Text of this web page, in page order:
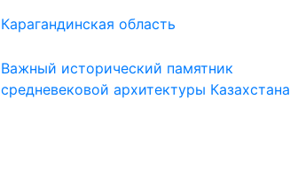
Карагандинская область
Важный исторический памятник
средневековой архитектуры Казахстана